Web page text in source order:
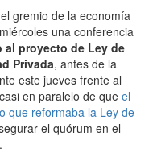
gremio de la economía
una conferencia
al proyecto de Ley de
Privada, antes de la
este jueves frente al
en paralelo de que el
que reformaba la Ley de
el quórum en el